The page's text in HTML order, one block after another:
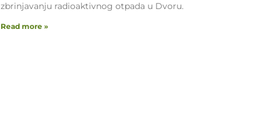
zbrinjavanju radioaktivnog otpada u Dvoru.
Read more »